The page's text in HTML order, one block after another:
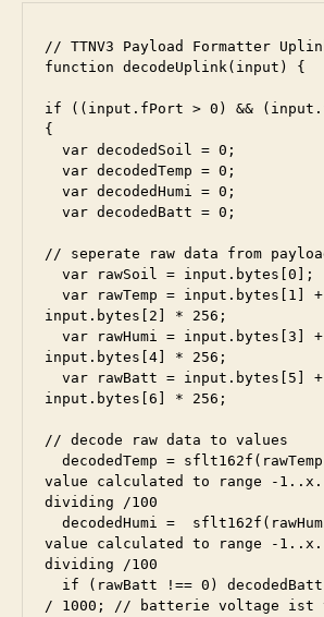
// TTNV3 Payload Formatter
function decodeUplink(input) {
if ((input.fPort > 0) &&
{
// seperate raw data from
input.bytes[2] * 256;
input.bytes[4] * 256;
input.bytes[6] * 256;
// decode raw data to values
value calculated to range -
dividing /100
value calculated to range -
dividing /100
/ 1000; // batterie voltage ist